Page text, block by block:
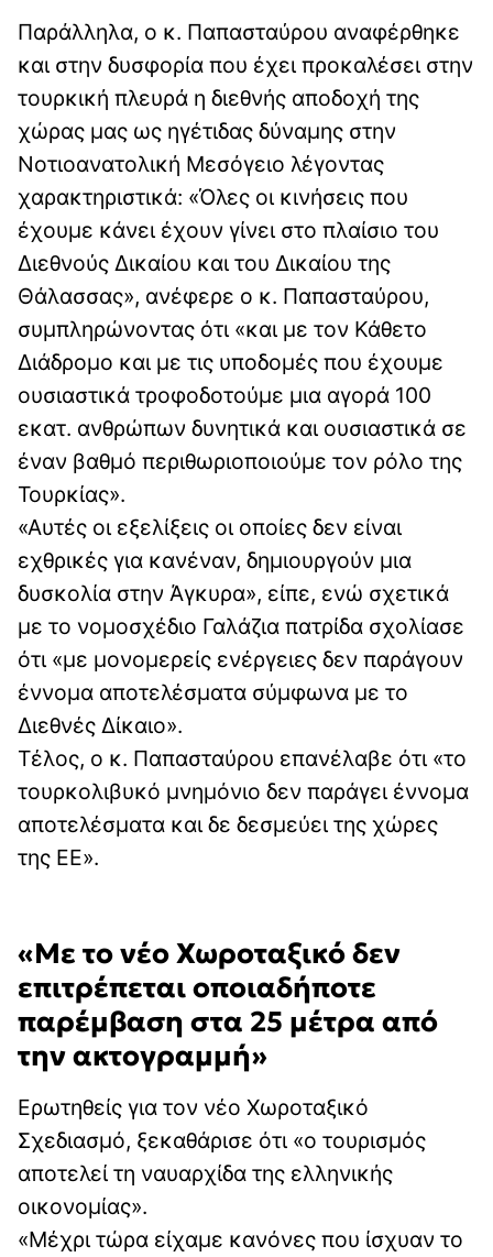
Παράλληλα, ο κ. Παπασταύρου αναφέρθηκε
και στην δυσφορία που έχει προκαλέσει στην
τουρκική πλευρά η διεθνής αποδοχή της
χώρας μας ως ηγέτιδας δύναμης στην
Νοτιοανατολική Μεσόγειο λέγοντας
χαρακτηριστικά: «Όλες οι κινήσεις που
έχουμε κάνει έχουν γίνει στο πλαίσιο του
Διεθνούς Δικαίου και του Δικαίου της
Θάλασσας», ανέφερε ο κ. Παπασταύρου,
συμπληρώνοντας ότι «και με τον Κάθετο
Διάδρομο και με τις υποδομές που έχουμε
ουσιαστικά τροφοδοτούμε μια αγορά 100
εκατ. ανθρώπων δυνητικά και ουσιαστικά σε
έναν βαθμό περιθωριοποιούμε τον ρόλο της
Τουρκίας».
«Αυτές οι εξελίξεις οι οποίες δεν είναι
εχθρικές για κανέναν, δημιουργούν μια
δυσκολία στην Άγκυρα», είπε, ενώ σχετικά
με το νομοσχέδιο Γαλάζια πατρίδα σχολίασε
ότι «με μονομερείς ενέργειες δεν παράγουν
έννομα αποτελέσματα σύμφωνα με το
Διεθνές Δίκαιο».
Τέλος, ο κ. Παπασταύρου επανέλαβε ότι «το
τουρκολιβυκό μνημόνιο δεν παράγει έννομα
αποτελέσματα και δε δεσμεύει της χώρες
της ΕΕ».
«Με το νέο Χωροταξικό δεν
επιτρέπεται οποιαδήποτε
παρέμβαση στα 25 μέτρα από
την ακτογραμμή»
Ερωτηθείς για τον νέο Χωροταξικό
Σχεδιασμό, ξεκαθάρισε ότι «ο τουρισμός
αποτελεί τη ναυαρχίδα της ελληνικής
οικονομίας».
«Μέχρι τώρα είχαμε κανόνες που ίσχυαν το